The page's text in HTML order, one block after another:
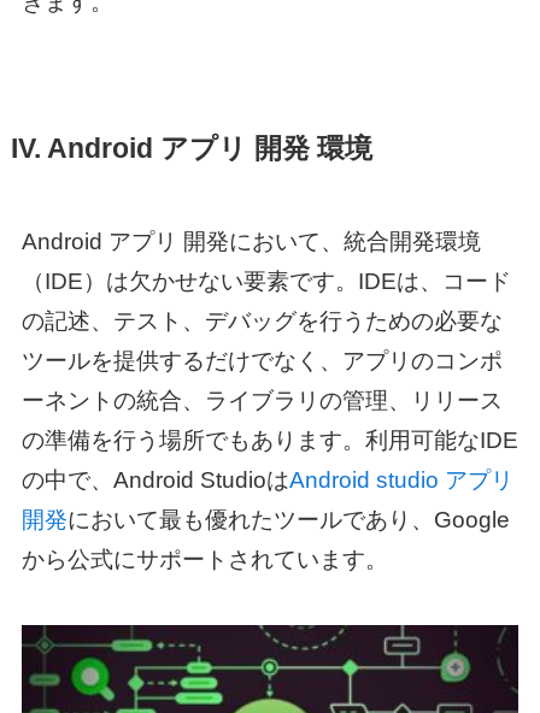
IV. Android アプリ 開発 環境
Android アプリ 開発において、統合開発環境
（IDE）は欠かせない要素です。IDEは、コード
の記述、テスト、デバッグを行うための必要な
ツールを提供するだけでなく、アプリのコンポ
ーネントの統合、ライブラリの管理、リリース
の準備を行う場所でもあります。利用可能なIDE
の中で、Android StudioはAndroid studio アプリ
開発において最も優れたツールであり、Google
から公式にサポートされています。